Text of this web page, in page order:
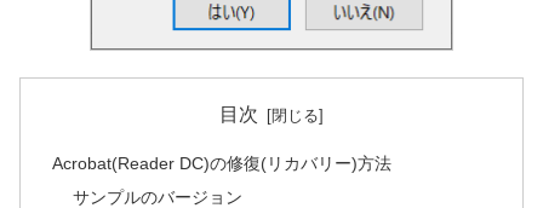
目次
Acrobat(Reader DC)の修復(リカバリー)方法
サンプルのバージョン